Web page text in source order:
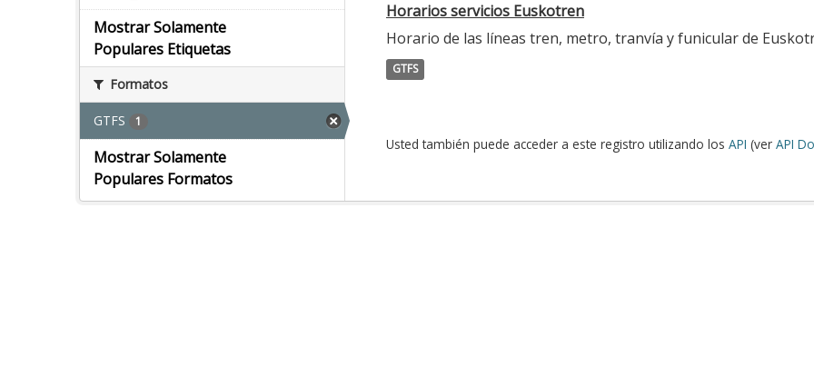
Mostrar Solamente
Populares Etiquetas
Formatos
GTFS 1
Mostrar Solamente
Populares Formatos
Horarios servicios Euskotren
Horario de las líneas tren, metro, tranvía y funicular de
GTFS
Usted también puede acceder a este registro utilizando los API (ver API